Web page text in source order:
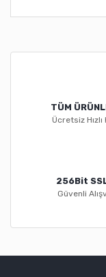
TÜM
Ücretsiz Hızlı
256Bit
Güvenli